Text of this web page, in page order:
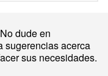
dude en
sugerencias acerca
sus necesidades.